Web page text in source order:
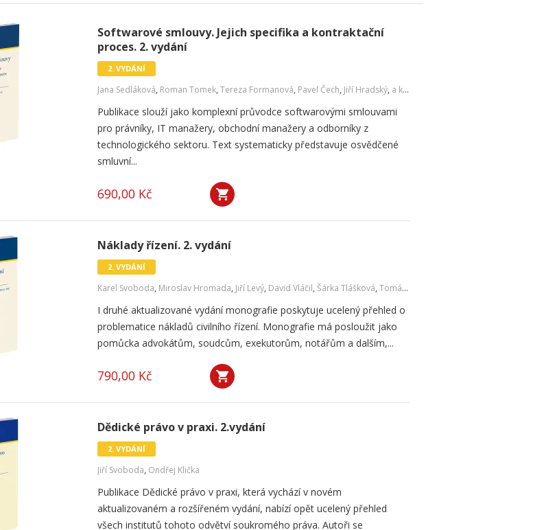
Softwarové smlouvy. Jejich specifika a kontraktační
proces. 2. vydání
2. VYDÁNÍ
Jana Sedláková, Roman Tomek, Tereza Formanová, Pavel Čech, Jiří Hradský, a kol.
Publikace slouží jako komplexní průvodce softwarovými smlouvami
pro právníky, IT manažery, obchodní manažery a odborníky z
technologického sektoru. Text systematicky představuje osvědčené
smluvní...
690,00 Kč
Náklady řízení. 2. vydání
2. VYDÁNÍ
Karel Svoboda, Miroslav Hromada, Jiří Levý, David Vláčil, Šárka Tlášková, Tomáš Pirk
I druhé aktualizované vydání monografie poskytuje ucelený přehled o
problematice nákladů civilního řízení. Monografie má posloužit jako
pomůcka advokátům, soudcům, exekutorům, notářům a dalším,...
790,00 Kč
Dědické právo v praxi. 2.vydání
2. VYDÁNÍ
Jiří Svoboda, Ondřej Klička
Publikace Dědické právo v praxi, která vychází v novém
aktualizovaném a rozšířeném vydání, nabízí opět ucelený přehled
všech institutů tohoto odvětví soukromého práva. Autoři se